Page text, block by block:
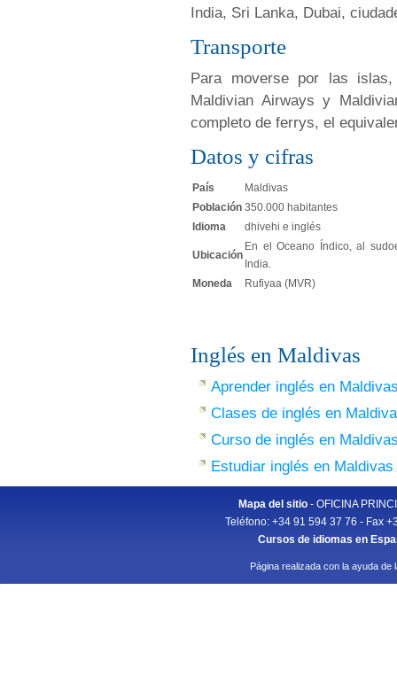
India, Sri Lanka, Dubai,
Transporte
Para moverse por las
Maldivian Airways y
completo de ferrys, el
Datos y cifras
País
Maldivas
Población 350.000 habitantes
Idioma
dhivehi e inglés
Ubicación
En el Oceano Índico, al
India.
Moneda
Rufiyaa (MVR)
Inglés en Maldivas
Aprender inglés en
Clases de inglés en
Curso de inglés en
Estudiar inglés en Maldivas
Mapa del sitio- OFICINA
Teléfono: +34 91 594 37 76 - Fax
Cursos de idiomas en
Página realizada con la ayuda